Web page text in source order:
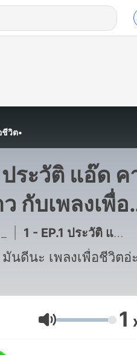
ชีวิต•
ประวัติ แอ๊ด ค
กับเพลงเพื่อ
1 - EP.1 ประวัติ แอ๊ด คาราบาว ศิลปินเพลงเพื่อชีวิต•
มันดีนะ เพลงเพื่อชีวิตอ่ะ
Volume 1